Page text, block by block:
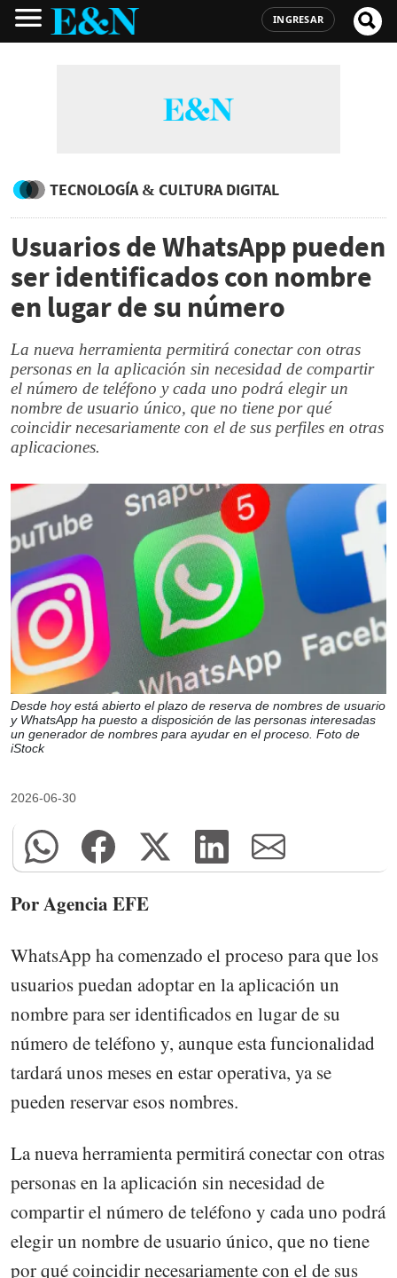
INGRESAR
TECNOLOGÍA & CULTURA DIGITAL
Usuarios de WhatsApp pueden
ser identificados con nombre
en lugar de su número
La nueva herramienta permitirá conectar con otras
personas en la aplicación sin necesidad de compartir
el número de teléfono y cada uno podrá elegir un
nombre de usuario único, que no tiene por qué
coincidir necesariamente con el de sus perfiles en otras
aplicaciones.
Desde hoy está abierto el plazo de reserva de nombres de usuario
y WhatsApp ha puesto a disposición de las personas interesadas
un generador de nombres para ayudar en el proceso. Foto de
iStock
2026-06-30
Por Agencia EFE
WhatsApp ha comenzado el proceso para que los
usuarios puedan adoptar en la aplicación un
nombre para ser identificados en lugar de su
número de teléfono y, aunque esta funcionalidad
tardará unos meses en estar operativa, ya se
pueden reservar esos nombres.
La nueva herramienta permitirá conectar con otras
personas en la aplicación sin necesidad de
compartir el número de teléfono y cada uno podrá
elegir un nombre de usuario único, que no tiene
por qué coincidir necesariamente con el de sus